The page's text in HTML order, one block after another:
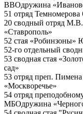
ВВОдружина
51 отряд Темномерова
20 сводный отряд
«Ставрополь»
52 стая «Робинзоны»
52-го отдельный
53 сводная стая
сад»
53 отряд преп.
«Москворечье»
54 отряд
МБОдружина